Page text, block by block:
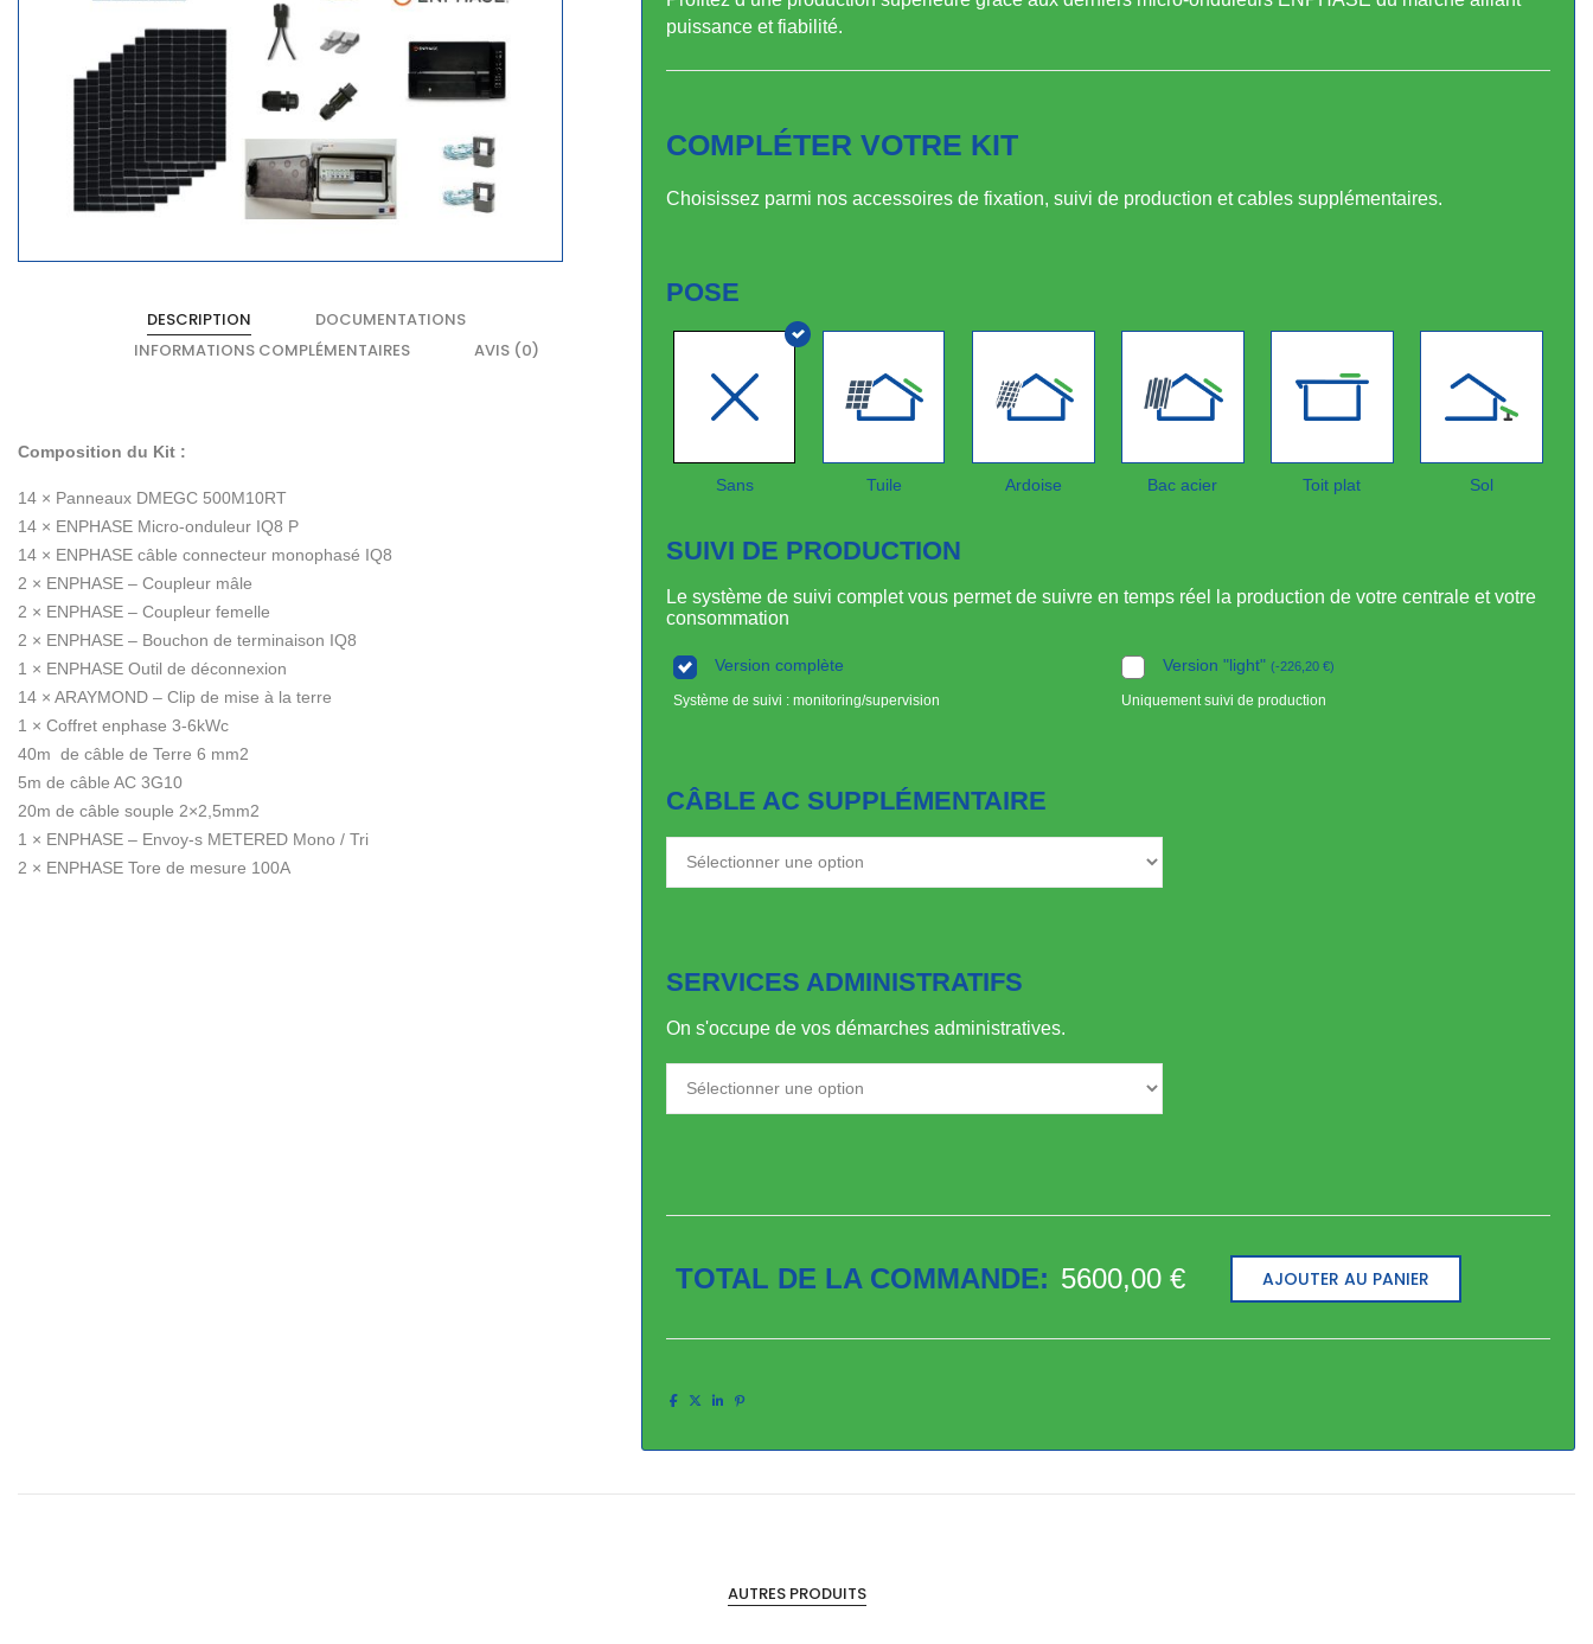
puissance et fiabilité.
COMPLÉTER VOTRE KIT
Choisissez parmi nos accessoires de fixation, suivi de production et cables supplémentaires.
POSE
Sans Tuile Ardoise Bac acier Toit plat Sol
SUIVI DE PRODUCTION
Le système de suivi complet vous permet de suivre en temps réel la production de votre centrale et votre
consommation
Version complète
Système de suivi : monitoring/supervision
Version "light"(-226,20€)
Uniquement suivi de production
CÂBLE AC SUPPLÉMENTAIRE
SERVICES ADMINISTRATIFS
On s'occupe de vos démarches administratives.
TOTAL DE LA COMMANDE: 5600,00 € AJOUTER AU PANIER
DESCRIPTION
DOCUMENTATIONS
INFORMATIONS COMPLÉMENTAIRES
AVIS (0)
Composition du Kit :
14 × Panneaux DMEGC 500M10RT
14 × ENPHASE Micro-onduleur IQ8 P
14 × ENPHASE câble connecteur monophasé IQ8
2 × ENPHASE – Coupleur mâle
2 × ENPHASE – Coupleur femelle
2 × ENPHASE – Bouchon de terminaison IQ8
1 × ENPHASE Outil de déconnexion
14 × ARAYMOND – Clip de mise à la terre
1 × Coffret enphase 3-6kWc
40m de câble de Terre 6 mm2
5m de câble AC 3G10
20m de câble souple 2×2,5mm2
1 × ENPHASE – Envoy-s METERED Mono / Tri
2 × ENPHASE Tore de mesure 100A
AUTRES PRODUITS